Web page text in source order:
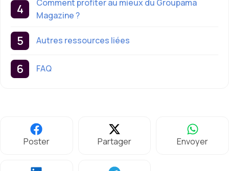
Comment profiter au mieux du Groupama
Magazine ?
Autres ressources liées
FAQ
Poster Partager Envoyer